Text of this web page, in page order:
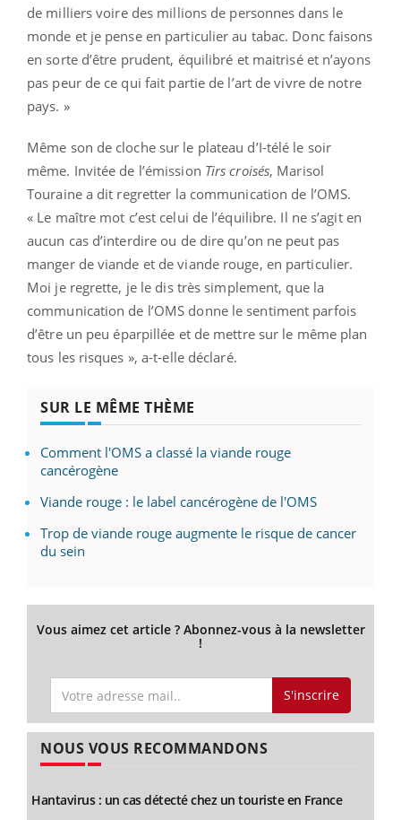
de milliers voire des millions de personnes dans le
monde et je pense en particulier au tabac. Donc faisons
en sorte d’être prudent, équilibré et maitrisé et n’ayons
pas peur de ce qui fait partie de l’art de vivre de notre
pays. »
Même son de cloche sur le plateau d’I-télé le soir
même. Invitée de l’émission Tirs croisés, Marisol
Touraine a dit regretter la communication de l’OMS.
« Le maître mot c’est celui de l’équilibre. Il ne s’agit en
aucun cas d’interdire ou de dire qu’on ne peut pas
manger de viande et de viande rouge, en particulier.
Moi je regrette, je le dis très simplement, que la
communication de l’OMS donne le sentiment parfois
d’être un peu éparpillée et de mettre sur le même plan
tous les risques », a-t-elle déclaré.
SUR LE MÊME THÈME
Comment l'OMS a classé la viande rouge
cancérogène
Viande rouge : le label cancérogène de l'OMS
Trop de viande rouge augmente le risque de cancer
du sein
Vous aimez cet article ? Abonnez-vous à la newsletter
!
S'inscrire
NOUS VOUS RECOMMANDONS
Hantavirus : un cas détecté chez un touriste en France